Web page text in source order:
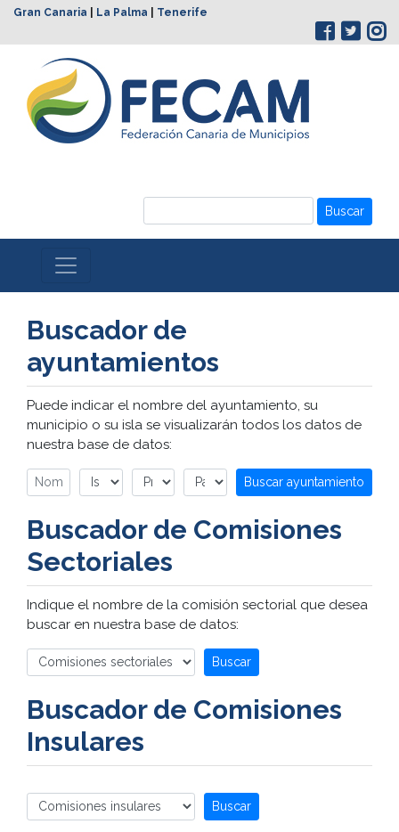
Gran Canaria La Palma Tenerife
Buscar
Buscador de
ayuntamientos
Puede indicar el nombre del ayuntamiento, su
municipio o su isla se visualizarán todos los datos de
nuestra base de datos:
Buscar ayuntamiento
Buscador de Comisiones
Sectoriales
Indique el nombre de la comisión sectorial que desea
buscar en nuestra base de datos:
Buscar
Buscador de Comisiones
Insulares
Buscar